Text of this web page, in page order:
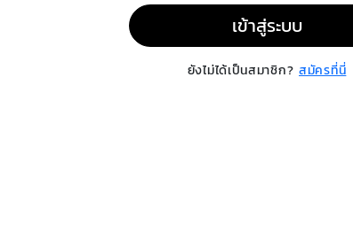
เข้าสู่ระบบ
ยังไม่ได้เป็นสมาชิก? สมัครที่นี่